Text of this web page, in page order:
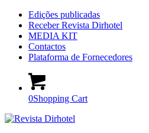
Edições publicadas
Receber Revista Dirhotel
MEDIA KIT
Contactos
Plataforma de Fornecedores
0Shopping Cart